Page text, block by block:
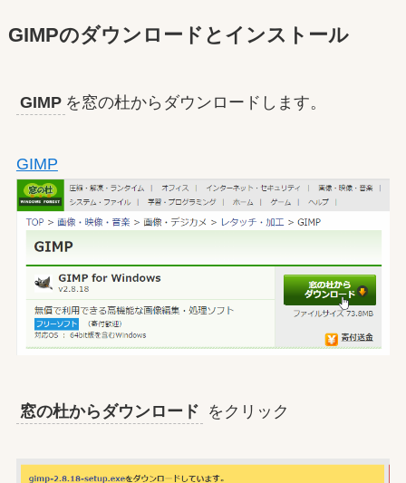
GIMPのダウンロードとインストール
GIMP を窓の杜からダウンロードします。
GIMP
窓の杜からダウンロード をクリック